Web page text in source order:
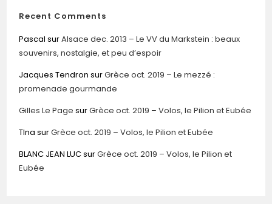
Recent Comments
Pascal surAlsace dec. 2013 – Le VV du Markstein : beaux
souvenirs, nostalgie, et peu d’espoir
Jacques Tendron surGrèce oct. 2019 – Le mezzé :
promenade gourmande
Gilles Le Page surGrèce oct. 2019 – Volos, le Pilion et Eubée
TIna surGrèce oct. 2019 – Volos, le Pilion et Eubée
BLANC JEAN LUCsurGrèce oct. 2019 – Volos, le Pilion et
Eubée